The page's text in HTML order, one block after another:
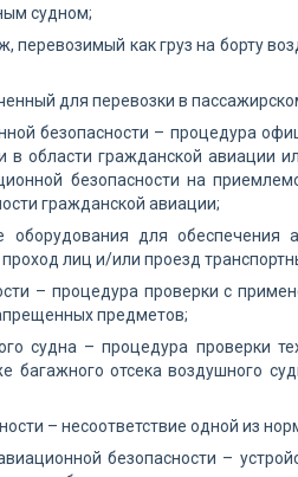
судном;
как груз на борту
для перевозки в
безопасности – процедура
в области гражданской авиации
безопасности на
гражданской авиации;
оборудования для
лиц и/или проезд
– процедура проверки с
предметов;
судна – процедура проверки
багажного отсека воздушного
– несоответствие одной из
безопасности –